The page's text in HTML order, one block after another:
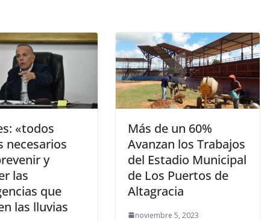
«todos
necesarios
y
las
que
las lluvias
Más de un 60%
Avanzan los Trabajos
del Estadio Municipal
de Los Puertos de
Altagracia
noviembre 5, 2023